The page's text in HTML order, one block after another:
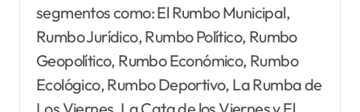
segmentos como: El Rumbo Municipal,
Rumbo Jurídico, Rumbo Político, Rumbo
Geopolítico, Rumbo Económico, Rumbo
Ecológico, Rumbo Deportivo, La Rumba de